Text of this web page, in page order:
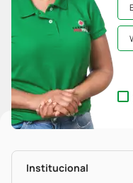
Institucional